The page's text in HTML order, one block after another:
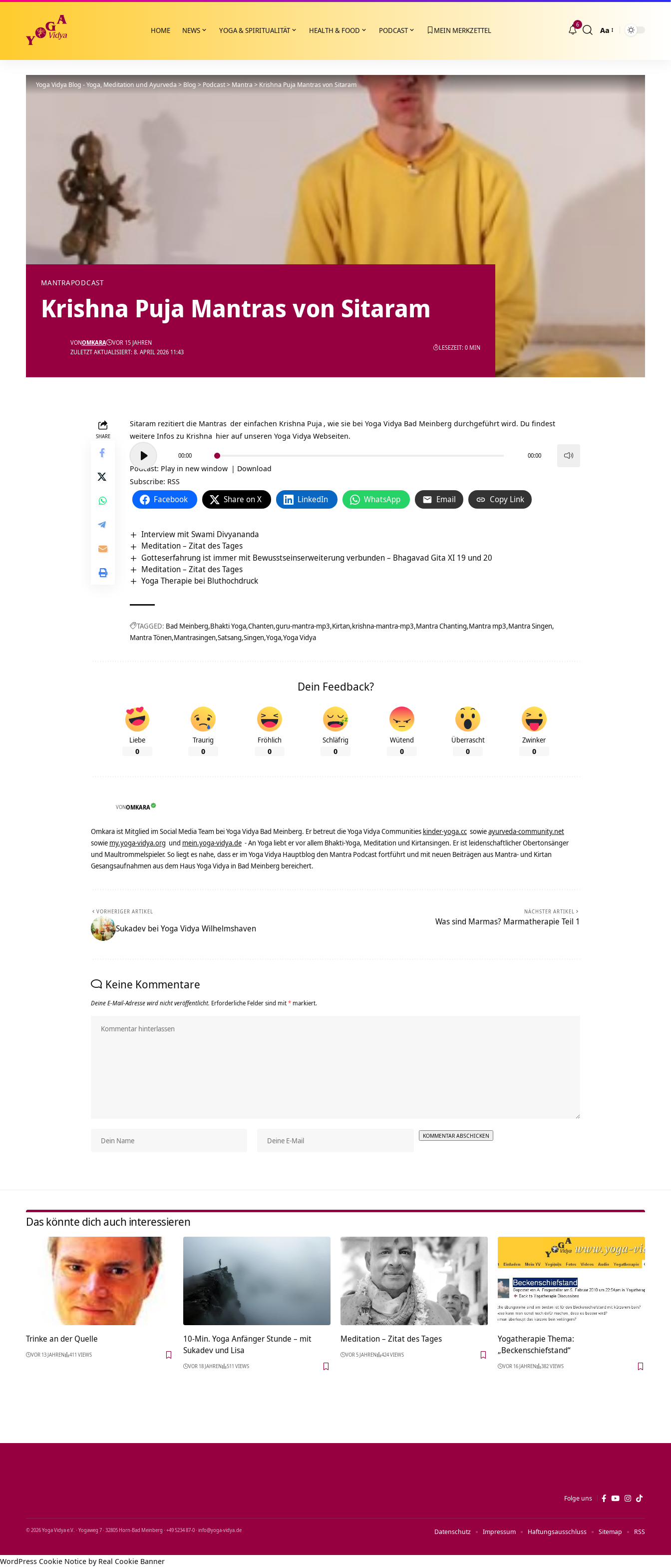
HOME NEWS YOGA & SPIRITUALITÄT HEALTH & FOOD PODCAST MEIN MERKZETTEL
6
Größenänderung
Aa
Yoga Vidya Blog - Yoga, Meditation und Ayurveda>Blog>Podcast>Mantra>Krishna Puja Mantras von Sitaram
MANTRAPODCAST
Krishna Puja Mantras von Sitaram
ZULETZT AKTUALISIERT: 8. APRIL 2026 11:43
VONOMKARA VOR 15 JAHREN
LESEZEIT: 0 MIN
SHARE
Sitaram rezitiert die Mantras der einfachen Krishna Puja , wie sie bei Yoga Vidya Bad Meinberg durchgeführt wird. Du findest
weitere Infos zu Krishna hier auf unseren Yoga Vidya Webseiten.
Audio-
Player
00:00 00:00
Podcast: Play in new window | Download
Subscribe: RSS
Facebook Share on X LinkedIn WhatsApp Email Copy Link
Interview mit Swami Divyananda
Meditation – Zitat des Tages
Gotteserfahrung ist immer mit Bewusstseinserweiterung verbunden – Bhagavad Gita XI 19 und 20
Meditation – Zitat des Tages
Yoga Therapie bei Bluthochdruck
TAGGED: Bad Meinberg Bhakti Yoga Chanten guru-mantra-mp3 Kirtan krishna-mantra-mp3 Mantra Chanting Mantra mp3 Mantra Singen
Mantra Tönen Mantrasingen Satsang Singen Yoga Yoga Vidya
Dein Feedback?
Liebe
0
Traurig
0
Fröhlich
0
Schläfrig
0
Wütend
0
Überrascht
0
Zwinker
0
VONOMKARA
Omkara ist Mitglied im Social Media Team bei Yoga Vidya Bad Meinberg. Er betreut die Yoga Vidya Communities kinder-yoga.cc sowieayurveda-community.net
sowie my.yoga-vidya.org und mein.yoga-vidya.de - An Yoga liebt er vor allem Bhakti-Yoga, Meditation und Kirtansingen. Er ist leidenschaftlicher Obertonsänger
und Maultrommelspieler. So liegt es nahe, dass er im Yoga Vidya Hauptblog den Mantra Podcast fortführt und mit neuen Beiträgen aus Mantra- und Kirtan
Gesangsaufnahmen aus dem Haus Yoga Vidya in Bad Meinberg bereichert.
VORHERIGER ARTIKEL
Sukadev bei Yoga Vidya Wilhelmshaven
NÄCHSTER ARTIKEL
Was sind Marmas? Marmatherapie Teil 1
Keine Kommentare
Deine E-Mail-Adresse wird nicht veröffentlicht. Erforderliche Felder sind mit* markiert.
Das könnte dich auch interessieren
Trinke an der Quelle
VOR 13 JAHREN 411 VIEWS
10-Min. Yoga Anfänger Stunde – mit
Sukadev und Lisa
VOR 18 JAHREN 511 VIEWS
Meditation – Zitat des Tages
VOR 5 JAHREN 424 VIEWS
Yogatherapie Thema:
„Beckenschiefstand“
VOR 16 JAHREN 382 VIEWS
Folge uns
© 2026 Yoga Vidya e.V. · Yogaweg 7 · 32805 Horn‑Bad Meinberg · +49 5234 87‑0 · info@yoga‑vidya.de Datenschutz Impressum Haftungsausschluss Sitemap RSS
WordPress Cookie Notice by Real Cookie Banner